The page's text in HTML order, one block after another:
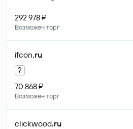
292 978 ₽
Возможен торг
ifcon.ru
?
70 868 ₽
Возможен торг
clickwood.ru